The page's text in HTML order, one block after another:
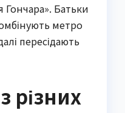
Гончара». Батьки
метро
пересідають
різних